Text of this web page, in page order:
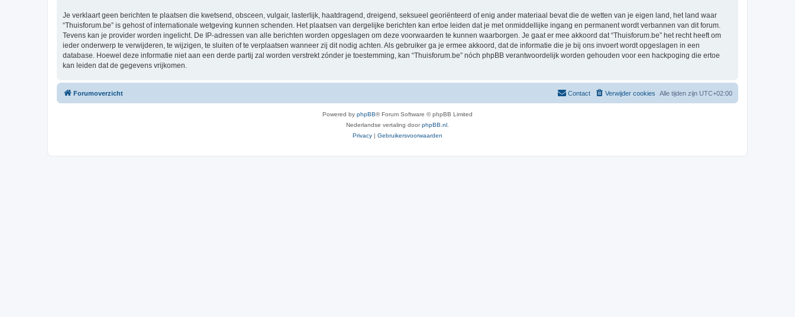
Je verklaart geen berichten te plaatsen die kwetsend, obsceen, vulgair, lasterlijk, haatdragend, dreigend, seksueel georiënteerd of enig ander materiaal bevat die de wetten van je eigen land, het land waar
“Thuisforum.be” is gehost of internationale wetgeving kunnen schenden. Het plaatsen van dergelijke berichten kan ertoe leiden dat je met onmiddellijke ingang en permanent wordt verbannen van dit forum.
Tevens kan je provider worden ingelicht. De IP-adressen van alle berichten worden opgeslagen om deze voorwaarden te kunnen waarborgen. Je gaat er mee akkoord dat “Thuisforum.be” het recht heeft om
ieder onderwerp te verwijderen, te wijzigen, te sluiten of te verplaatsen wanneer zij dit nodig achten. Als gebruiker ga je ermee akkoord, dat de informatie die je bij ons invoert wordt opgeslagen in een
database. Hoewel deze informatie niet aan een derde partij zal worden verstrekt zónder je toestemming, kan “Thuisforum.be” nóch phpBB verantwoordelijk worden gehouden voor een hackpoging die ertoe
kan leiden dat de gegevens vrijkomen.
Forumoverzicht Alle tijden zijn UTC+02:00
Verwijder cookies
Contact
Powered by phpBB® Forum Software © phpBB Limited
Nederlandse vertaling doorphpBB.nl
Privacy | Gebruikersvoorwaarden